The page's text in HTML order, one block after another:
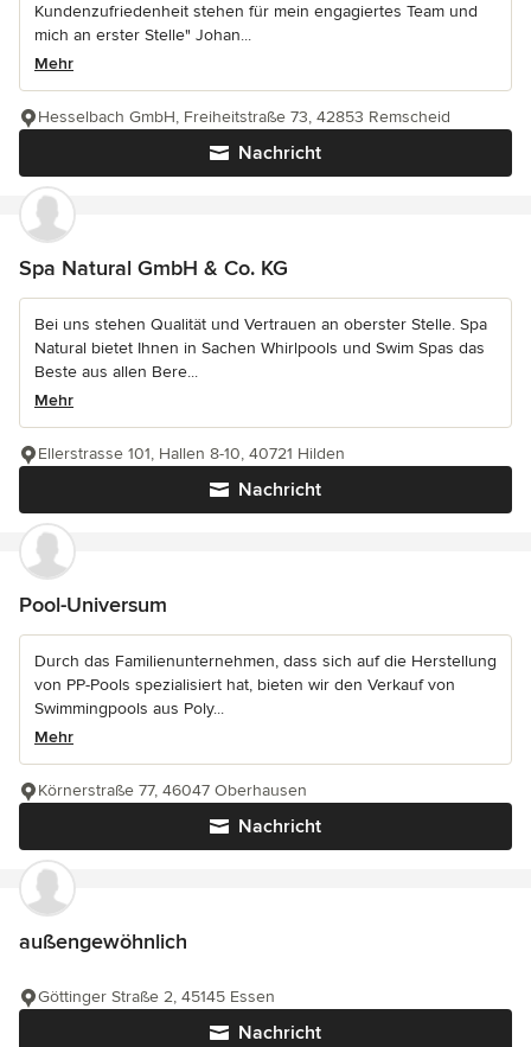
Kundenzufriedenheit stehen für mein engagiertes Team und
mich an erster Stelle" Johan...
Mehr
Nachricht
Hesselbach GmbH, Freiheitstraße 73, 42853 Remscheid
Spa Natural GmbH & Co. KG
Bei uns stehen Qualität und Vertrauen an oberster Stelle. Spa
Natural bietet Ihnen in Sachen Whirlpools und Swim Spas das
Beste aus allen Bere...
Mehr
Nachricht
Ellerstrasse 101, Hallen 8-10, 40721 Hilden
Pool-Universum
Durch das Familienunternehmen, dass sich auf die Herstellung
von PP-Pools spezialisiert hat, bieten wir den Verkauf von
Swimmingpools aus Poly...
Mehr
Nachricht
Körnerstraße 77, 46047 Oberhausen
außengewöhnlich
Nachricht
Göttinger Straße 2, 45145 Essen